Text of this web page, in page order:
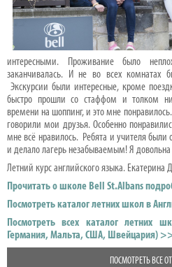
интересными. Проживание было
заканчивалась. И не во всех
Экскурсии были интересные, кроме
быстро прошли со стаффом и толком
времени на шоппинг, и это мне
говорили мои друзья. Особенно
мне всё нравилось. Ребята и учителя
и делало лагерь незабываемым! Я
Летний курс английского языка. Екатерина
Прочитать о школе Bell St.Albans
Посмотреть каталог летних школ в
Посмотреть всех каталог летних
Германия, Мальта, США, Швейцария)
ПОСМОТРЕТЬ ВСЕ